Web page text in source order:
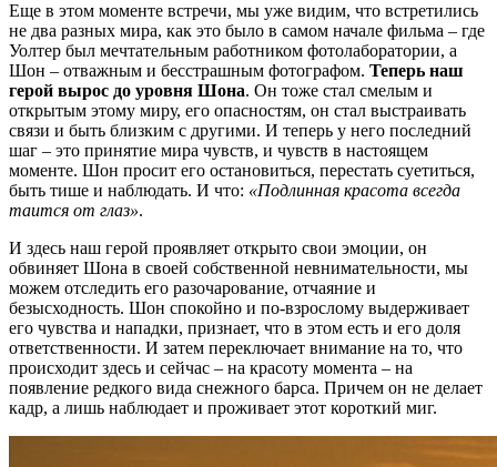
Еще в этом моменте встречи, мы уже видим, что встретились
не два разных мира, как это было в самом начале фильма – где
Уолтер был мечтательным работником фотолаборатории, а
Шон – отважным и бесстрашным фотографом. Теперь наш
герой вырос до уровня Шона. Он тоже стал смелым и
открытым этому миру, его опасностям, он стал выстраивать
связи и быть близким с другими. И теперь у него последний
шаг – это принятие мира чувств, и чувств в настоящем
моменте. Шон просит его остановиться, перестать суетиться,
быть тише и наблюдать. И что: «Подлинная красота всегда
таится от глаз».
И здесь наш герой проявляет открыто свои эмоции, он
обвиняет Шона в своей собственной невнимательности, мы
можем отследить его разочарование, отчаяние и
безысходность. Шон спокойно и по-взрослому выдерживает
его чувства и нападки, признает, что в этом есть и его доля
ответственности. И затем переключает внимание на то, что
происходит здесь и сейчас – на красоту момента – на
появление редкого вида снежного барса. Причем он не делает
кадр, а лишь наблюдает и проживает этот короткий миг.